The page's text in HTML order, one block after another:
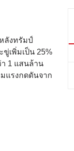
ลังทรัมป์
ขู่เพิ่มเป็น 25%
า 1 แสนล้าน
แรงกดดันจาก